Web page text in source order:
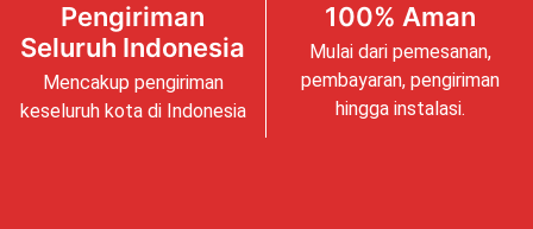
Pengiriman
Seluruh Indonesia
Mencakup pengiriman
keseluruh kota di Indonesia
100% Aman
Mulai dari pemesanan,
pembayaran, pengiriman
hingga instalasi.